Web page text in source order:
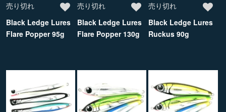
売り切れ
Black Ledge Lures
Flare Popper 95g
売り切れ
Black Ledge Lures
Flare Popper 130g
売り切れ
Black Ledge Lures
Ruckus 90g